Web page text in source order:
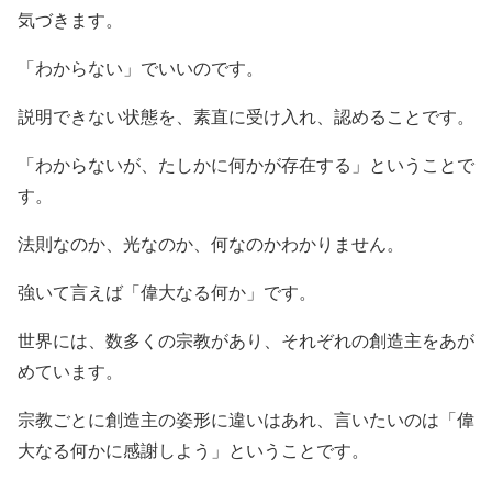
気づきます。
「わからない」でいいのです。
説明できない状態を、素直に受け入れ、認めることです。
「わからないが、たしかに何かが存在する」ということで
す。
法則なのか、光なのか、何なのかわかりません。
強いて言えば「偉大なる何か」です。
世界には、数多くの宗教があり、それぞれの創造主をあが
めています。
宗教ごとに創造主の姿形に違いはあれ、言いたいのは「偉
大なる何かに感謝しよう」ということです。